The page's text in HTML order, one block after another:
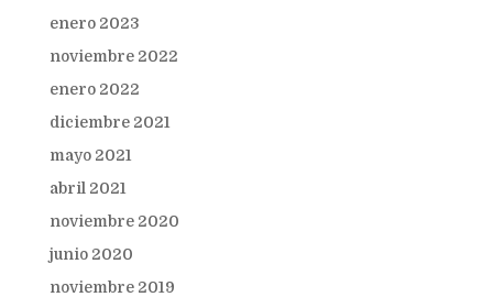
enero 2023
noviembre 2022
enero 2022
diciembre 2021
mayo 2021
abril 2021
noviembre 2020
junio 2020
noviembre 2019